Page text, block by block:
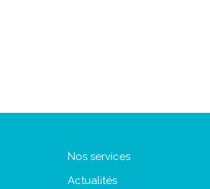
Nos services
Actualités